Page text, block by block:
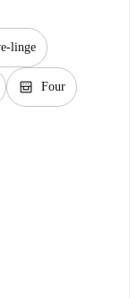
linge
oven_gen Four